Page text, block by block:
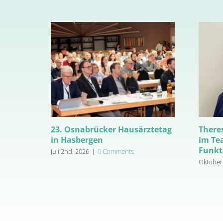
23. Osnabrücker Hausärztetag
in Hasbergen
Juli 2nd, 2026 | 0 Comments
im